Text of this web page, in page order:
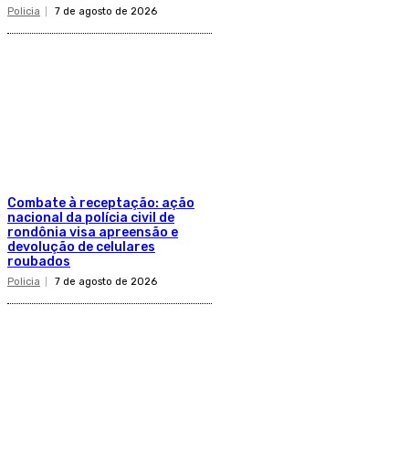
Policia 7 de agosto de 2026
Combate à receptação: ação
nacional da polícia civil de
rondônia visa apreensão e
devolução de celulares
roubados
Policia 7 de agosto de 2026